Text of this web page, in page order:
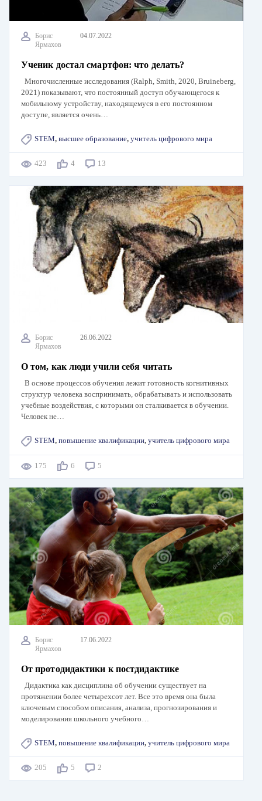
Борис
Ярмахов
04.07.2022
Ученик достал смартфон: что делать?
Многочисленные исследования (Ralph, Smith, 2020, Bruineberg,
2021) показывают, что постоянный доступ обучающегося к
мобильному устройству, находящемуся в его постоянном
доступе, является очень…
STEM, высшее образование, учитель цифрового мира
423 4 13
Борис
Ярмахов
26.06.2022
О том, как люди учили себя читать
В основе процессов обучения лежит готовность когнитивных
структур человека воспринимать, обрабатывать и использовать
учебные воздействия, с которыми он сталкивается в обучении.
Человек не…
STEM, повышение квалификации, учитель цифрового мира
175 6 5
Борис
Ярмахов
17.06.2022
От протодидактики к постдидактике
Дидактика как дисциплина об обучении существует на
протяжении более четырехсот лет. Все это время она была
ключевым способом описания, анализа, прогнозирования и
моделирования школьного учебного…
STEM, повышение квалификации, учитель цифрового мира
205 5 2